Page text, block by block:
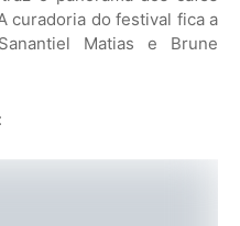
curadoria do festival fica a
Matias e Brune